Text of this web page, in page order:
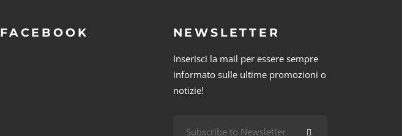
FACEBOOK NEWSLETTER
Inserisci la mail per essere sempre
informato sulle ultime promozioni o
notizie!